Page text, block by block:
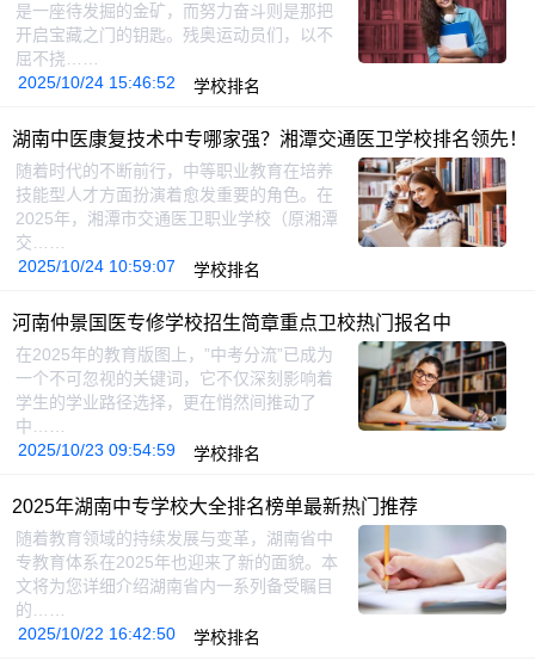
是一座待发掘的金矿，而努力奋斗则是那把
开启宝藏之门的钥匙。残奥运动员们，以不
屈不挠……
2025/10/24 15:46:52
学校排名
湖南中医康复技术中专哪家强？湘潭交通医卫学校排名领先！
随着时代的不断前行，中等职业教育在培养
技能型人才方面扮演着愈发重要的角色。在
2025年，湘潭市交通医卫职业学校（原湘潭
交……
2025/10/24 10:59:07
学校排名
河南仲景国医专修学校招生简章重点卫校热门报名中
在2025年的教育版图上，”中考分流”已成为
一个不可忽视的关键词，它不仅深刻影响着
学生的学业路径选择，更在悄然间推动了
中……
2025/10/23 09:54:59
学校排名
2025年湖南中专学校大全排名榜单最新热门推荐
随着教育领域的持续发展与变革，湖南省中
专教育体系在2025年也迎来了新的面貌。本
文将为您详细介绍湖南省内一系列备受瞩目
的……
2025/10/22 16:42:50
学校排名